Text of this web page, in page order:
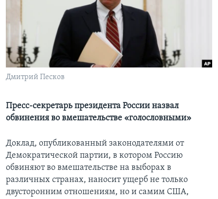
Learning English
СОЦИАЛЬНЫЕ СЕТИ
Дмитрий Песков
Пресс-секретарь президента России назвал
обвинения во вмешательстве «голословными»
Доклад, опубликованный законодателями от
Демократической партии, в котором Россию
обвиняют во вмешательстве на выборах в
различных странах, наносит ущерб не только
двусторонним отношениям, но и самим США,